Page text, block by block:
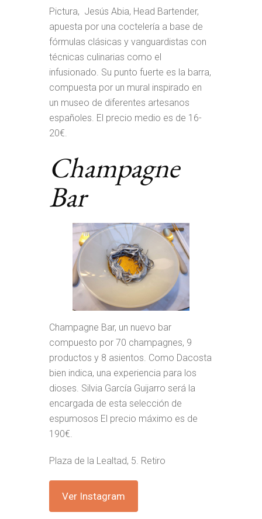
Pictura, Jesús Abia, Head Bartender,
apuesta por una coctelería a base de
fórmulas clásicas y vanguardistas con
técnicas culinarias como el
infusionado. Su punto fuerte es la barra,
compuesta por un mural inspirado en
un museo de diferentes artesanos
españoles. El precio medio es de 16-
20€.
Champagne
Bar
Champagne Bar, un nuevo bar
compuesto por 70 champagnes, 9
productos y 8 asientos. Como Dacosta
bien indica, una experiencia para los
dioses. Silvia García Guijarro será la
encargada de esta selección de
espumosos El precio máximo es de
190€.
Plaza de la Lealtad, 5. Retiro
Ver Instagram